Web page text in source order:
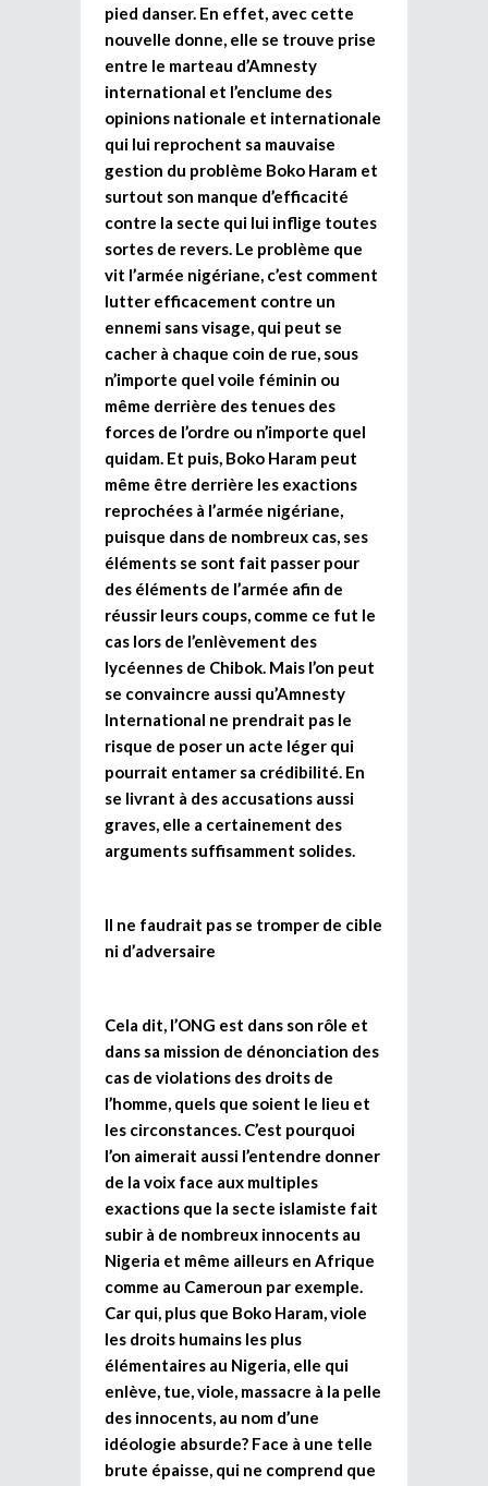
pied danser. En effet, avec cette
nouvelle donne, elle se trouve prise
entre le marteau d’Amnesty
international et l’enclume des
opinions nationale et internationale
qui lui reprochent sa mauvaise
gestion du problème Boko Haram et
surtout son manque d’efficacité
contre la secte qui lui inflige toutes
sortes de revers. Le problème que
vit l’armée nigériane, c’est comment
lutter efficacement contre un
ennemi sans visage, qui peut se
cacher à chaque coin de rue, sous
n’importe quel voile féminin ou
même derrière des tenues des
forces de l’ordre ou n’importe quel
quidam. Et puis, Boko Haram peut
même être derrière les exactions
reprochées à l’armée nigériane,
puisque dans de nombreux cas, ses
éléments se sont fait passer pour
des éléments de l’armée afin de
réussir leurs coups, comme ce fut le
cas lors de l’enlèvement des
lycéennes de Chibok. Mais l’on peut
se convaincre aussi qu’Amnesty
International ne prendrait pas le
risque de poser un acte léger qui
pourrait entamer sa crédibilité. En
se livrant à des accusations aussi
graves, elle a certainement des
arguments suffisamment solides.
Il ne faudrait pas se tromper de cible
ni d’adversaire
Cela dit, l’ONG est dans son rôle et
dans sa mission de dénonciation des
cas de violations des droits de
l’homme, quels que soient le lieu et
les circonstances. C’est pourquoi
l’on aimerait aussi l’entendre donner
de la voix face aux multiples
exactions que la secte islamiste fait
subir à de nombreux innocents au
Nigeria et même ailleurs en Afrique
comme au Cameroun par exemple.
Car qui, plus que Boko Haram, viole
les droits humains les plus
élémentaires au Nigeria, elle qui
enlève, tue, viole, massacre à la pelle
des innocents, au nom d’une
idéologie absurde? Face à une telle
brute épaisse, qui ne comprend que